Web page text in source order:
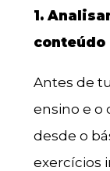
1.
conteúdo
Antes de
ensino e o
desde o
exercícios